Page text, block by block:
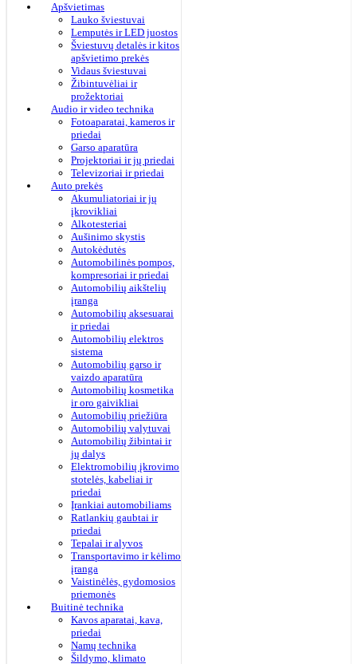
Apšvietimas
Lauko šviestuvai
Lemputės ir LED juostos
Šviestuvų detalės ir kitos
apšvietimo prekės
Vidaus šviestuvai
Žibintuvėliai ir
prožektoriai
Audio ir video technika
Fotoaparatai, kameros ir
priedai
Garso aparatūra
Projektoriai ir jų priedai
Televizoriai ir priedai
Auto prekės
Akumuliatoriai ir jų
įkrovikliai
Alkotesteriai
Aušinimo skystis
Autokėdutės
Automobilinės pompos,
kompresoriai ir priedai
Automobilių aikštelių
įranga
Automobilių aksesuarai
ir priedai
Automobilių elektros
sistema
Automobilių garso ir
vaizdo aparatūra
Automobilių kosmetika
ir oro gaivikliai
Automobilių priežiūra
Automobilių valytuvai
Automobilių žibintai ir
jų dalys
Elektromobilių įkrovimo
stotelės, kabeliai ir
priedai
Įrankiai automobiliams
Ratlankių gaubtai ir
priedai
Tepalai ir alyvos
Transportavimo ir kėlimo
įranga
Vaistinėlės, gydomosios
priemonės
Buitinė technika
Kavos aparatai, kava,
priedai
Namų technika
Šildymo, klimato